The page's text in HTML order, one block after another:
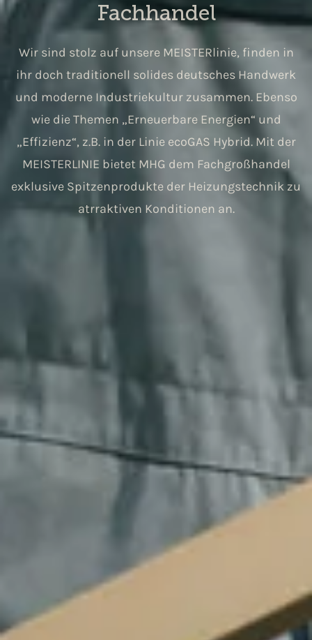
Fachhandel
Wir sind stolz auf unsere MEISTERlinie, finden in
ihr doch traditionell solides deutsches Handwerk
und moderne Industriekultur zusammen. Ebenso
wie die Themen „Erneuerbare Energien“ und
„Effizienz“, z.B. in der Linie ecoGAS Hybrid. Mit der
MEISTERLINIE bietet MHG dem Fachgroßhandel
exklusive Spitzenprodukte der Heizungstechnik zu
atrraktiven Konditionen an.